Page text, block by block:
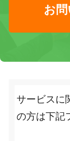
お
サービスに
の方は下記